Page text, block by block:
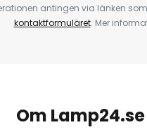
antingen via länken
kontaktformuläret. Mer
Om Lamp24.se